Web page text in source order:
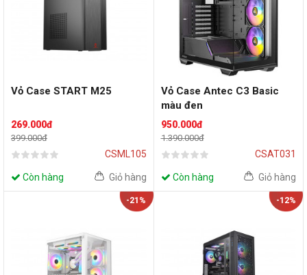
Vỏ Case START M25
269.000đ
399.000đ
CSML105
Còn hàng Giỏ hàng
Vỏ Case Antec C3 Basic
màu đen
950.000đ
1.390.000đ
CSAT031
Còn hàng Giỏ hàng
-21% -12%